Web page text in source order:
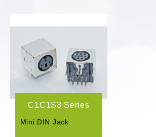
C1C1S3 Series
Mini DIN Jack